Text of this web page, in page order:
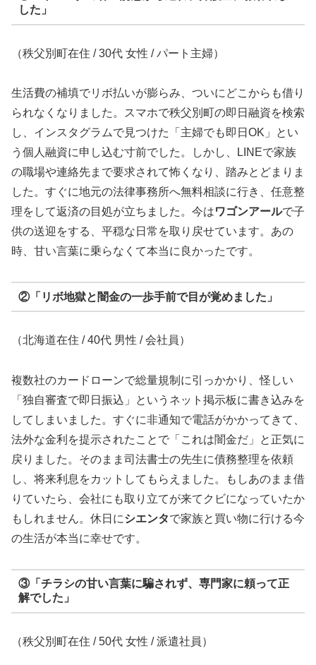
した」
（秩父別町在住 / 30代 女性 / パート主婦）
生活費の補填でリボ払いが膨らみ、ついにどこからも借り
られなくなりました。スマホで秩父別町の即日融資を検索
し、インスタグラムで見つけた「主婦でも即日OK」とい
う個人融資に申し込む寸前でした。しかし、LINEで家族
の職場や連絡先まで要求されて怖くなり、踏みとどまりま
した。すぐに地元の法律事務所へ無料相談に行き、任意整
理をして返済の目処が立ちました。今はワゴンアールで子
供の送迎をする、平穏な日常を取り戻せています。あの
時、甘い言葉に乗らなくて本当に良かったです。
②「リボ地獄と闇金の一歩手前で目が覚めました」
（北海道在住 / 40代 男性 / 会社員）
複数社のカードローンで総量規制に引っかかり、怪しい
「独自審査で即日振込」というネット掲示板に書き込みを
してしまいました。すぐに非通知で電話がかかってきて、
法外な金利を提示されたことで「これは闇金だ」と正気に
戻りました。そのまま司法書士の先生に債務整理を依頼
し、将来利息をカットしてもらえました。もしあのまま借
りていたら、会社にも取り立てが来てクビになっていたか
もしれません。休日にシエンタで家族と買い物に行ける今
の生活が本当に幸せです。
③「チラシの甘い言葉に騙されず、専門家に頼って正
解でした」
（秩父別町在住 / 50代 女性 / 派遣社員）